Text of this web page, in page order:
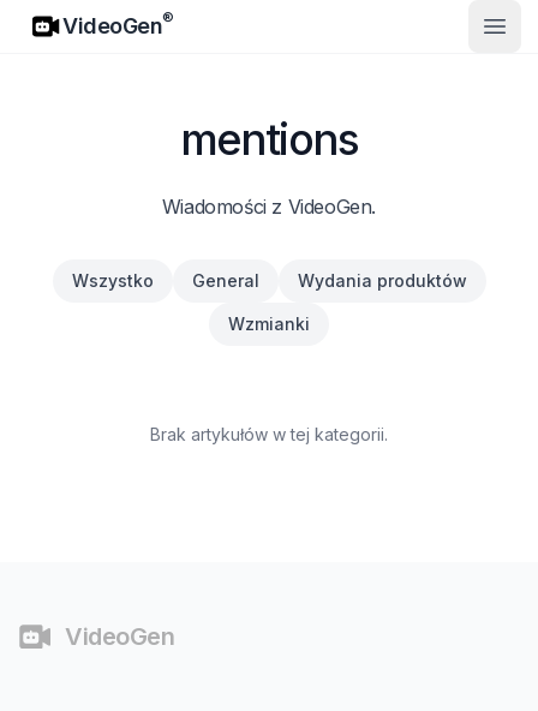
VideoGen
VideoGen®
mentions
Wiadomości z VideoGen.
Wszystko General Wydania produktów
Wzmianki
Brak artykułów w tej kategorii.
VideoGen